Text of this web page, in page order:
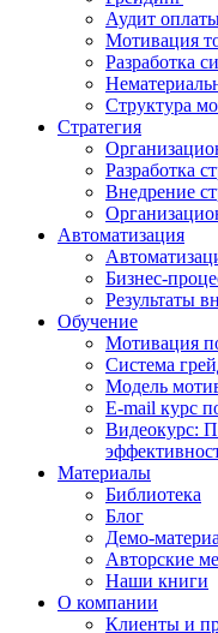
Аудит
Мотивация
Разработка
Структура
Стратегия
Разработка
Внедрение
Автоматизация
Бизнес-
Результаты
Обучение
Мотивация
Система
Модель
E-mail курс
Видеокурс:
Материалы
Библиотека
Блог
Демо-
Авторские
Наши книги
О компании
Клиенты и